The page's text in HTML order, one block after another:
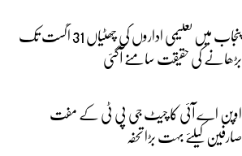
پنجاب میں تعلیمی اداروں کی چھٹیاں 31 اگست تک
بڑھانے کی حقیقت سامنے آگئی
اوپن اے آئی کا چیٹ جی پی ٹی کے مفت
صارفین کیلئے بہت بڑا تحفہ